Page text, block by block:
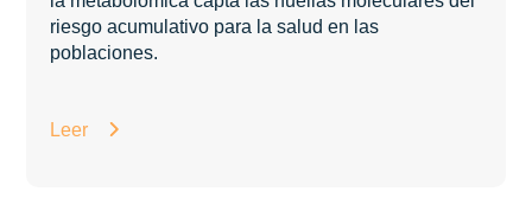
riesgo acumulativo para la salud en las
poblaciones.
Leer